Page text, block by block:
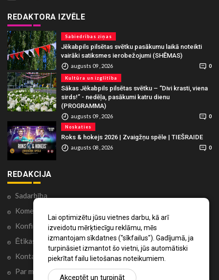
Lai optimizētu jūsu vietnes darbu, kā arī
izveidotu mērķtiecīgu reklāmu, mēs
izmantojam sīkdatnes ("sīkfailus"). Gadījumā, ja
turpināsiet izmantot šo vietni, jūs automātiski
piekrītat failu lietošanas noteikumiem.
Akceptēt un turpināt
REDAKTORA IZVĒLE
Sabiedrības ziņas
Jēkabpils pilsētas svētku pasākumu laikā noteikti
vairāki satiksmes ierobežojumi (SHĒMAS)
augusts 09 , 2026 0
Kultūra un izglītība
Sākas Jēkabpils pilsētas svētku – “Divi krasti, viena
sirds!” - nedēļa, pasākumi katru dienu
(PROGRAMMA)
augusts 09 , 2026 0
Noskaties
Roks & hokejs 2026 | Zvaigžņu spēle | TIEŠRAIDE
augusts 08 , 2026 0
REDAKCIJA
Sadarbība
Komentāri portālā
Konfidencialitātes politika
Ētikas kodekss
Kontakti
Par mums